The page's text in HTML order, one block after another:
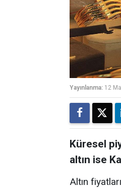
Yayınlanma: 12
Küresel
altın ise
Altın